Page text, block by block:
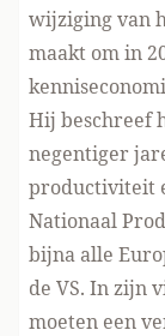
wijziging van
maakt om in
Hij beschreef
negentiger
productiviteit
Nationaal
bijna alle
de VS. In zijn
moeten een